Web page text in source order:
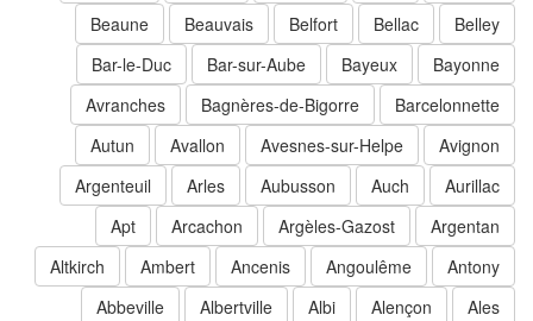
Belley
Bellac
Belfort
Beauvais
Beaune
Bayonne
Bayeux
Bar-sur-Aube
Bar-le-Duc
Barcelonnette
Bagnères-de-Bigorre
Avranches
Avignon
Avesnes-sur-Helpe
Avallon
Autun
Aurillac
Auch
Aubusson
Arles
Argenteuil
Argentan
Argèles-Gazost
Arcachon
Antony
Angoulême
Ancenis
Ambert
Altkirch
Ales
Alençon
Albertville
Abbeville